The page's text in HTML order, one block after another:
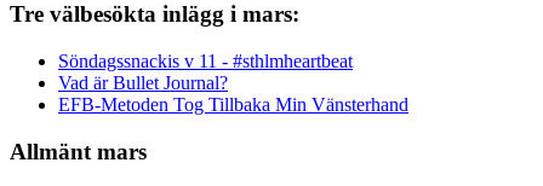
Tre välbesökta inlägg i mars:
Söndagssnackis v 11 - #sthlmheartbeat
Vad är Bullet Journal?
EFB-Metoden Tog Tillbaka Min Vänsterhand
Allmänt mars